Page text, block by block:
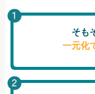
そも
一元化